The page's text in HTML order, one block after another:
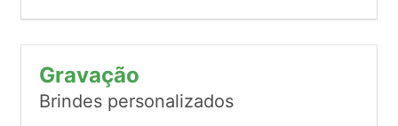
Gravação
Brindes personalizados